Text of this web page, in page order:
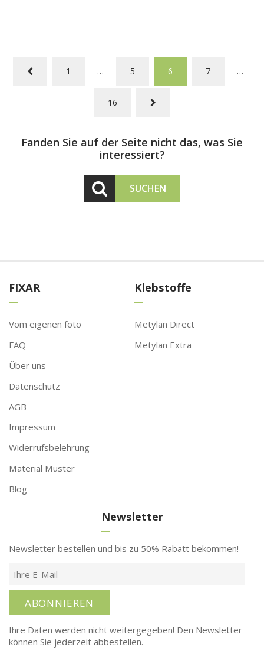
1 … 5 6 7 …
16
Fanden Sie auf der Seite nicht das, was Sie
interessiert?
SUCHEN
FIXAR
Vom eigenen foto
FAQ
Über uns
Datenschutz
AGB
Impressum
Widerrufsbelehrung
Material Muster
Blog
Klebstoffe
Metylan Direct
Metylan Extra
Newsletter
Newsletter bestellen und bis zu 50% Rabatt bekommen!
ABONNIEREN
Ihre Daten werden nicht weitergegeben! Den Newsletter
können Sie jederzeit abbestellen.